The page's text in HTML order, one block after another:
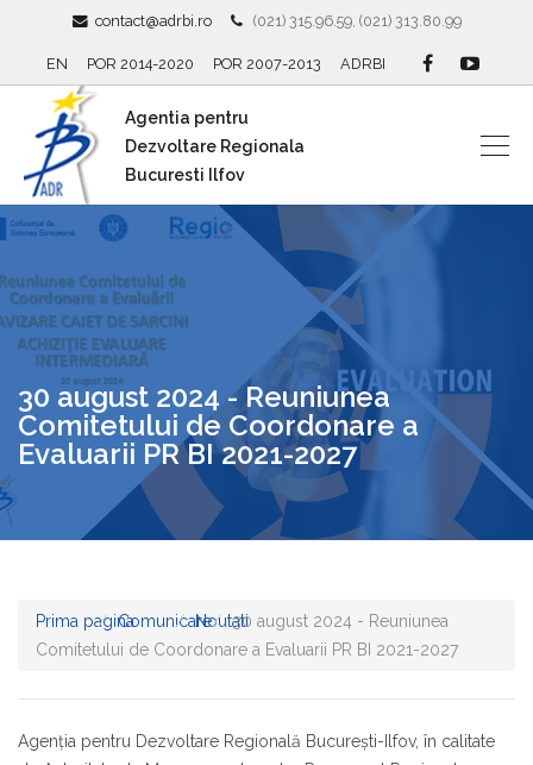
contact@adrbi.ro (021) 315.96.59, (021) 313.80.99
EN POR 2014-2020 POR 2007-2013 ADRBI
Agentia pentru
Dezvoltare Regionala
Bucuresti Ilfov
30 august 2024 - Reuniunea
Comitetului de Coordonare a
Evaluarii PR BI 2021-2027
Prima paginaComunicareNoutati30 august 2024 - Reuniunea
Comitetului de Coordonare a Evaluarii PR BI 2021-2027
Agenţia pentru Dezvoltare Regională Bucureşti-Ilfov, în calitate